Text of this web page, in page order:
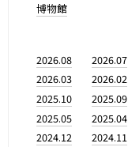
博物館
2026.08 2026.07
2026.03
2026.02
2025.10
2025.09
2025.05
2025.04
2024.12
2024.11